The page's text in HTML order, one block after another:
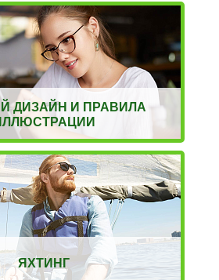
ДИЗАЙН И ПРАВИЛА
ЯХТИНГ